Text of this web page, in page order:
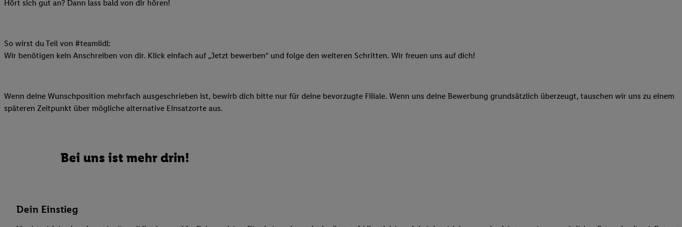
Hört sich gut an? Dann lass bald von dir hören!
So wirst du Teil von #teamlidl:
Wir benötigen kein Anschreiben von dir. Klick einfach auf „Jetzt bewerben“ und folge den weiteren Schritten. Wir freuen uns auf dich!
Wenn deine Wunschposition mehrfach ausgeschrieben ist, bewirb dich bitte nur für deine bevorzugte Filiale. Wenn uns deine Bewerbung grundsätzlich überzeugt, tauschen wir uns zu einem
späteren Zeitpunkt über mögliche alternative Einsatzorte aus.
Bei uns ist mehr drin!
Dein Einstieg
Verknüpfung verschiedener Endgeräte, Identifikation von Geräten anhand automatisch übermittelter Informationen,
Verwendung genauer Standortdaten. Erstellung von Profilen für personalisierte Werbung. Speichern von
zur Auswahl personalisierter Werbung.